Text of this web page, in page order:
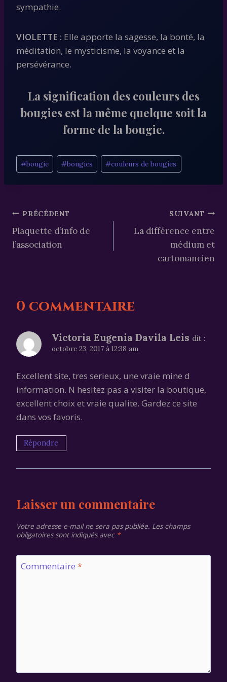
sympathie.
VIOLETTE : Elle apporte la sagesse, la bonté, la
méditation, le mysticisme, la voyance et la
persévérance.
La signification des couleurs des
bougies est la même quelque soit la
forme de la bougie.
Étiquettes
de
la
#bougie #bougies #couleurs de bougies
Navigation
de
PRÉCÉDENT
Plaquette d’info de
l’association
SUIVANT
La différence entre
médium et
cartomancien
0 commentaire
Victoria Eugenia Davila Leis dit :
octobre 23, 2017 à 12:38 am
Excellent site, tres serieux, une vraie mine d
information. N hesitez pas a visiter la boutique,
excellent choix et vraie qualite. Gardez ce site
dans vos favoris.
Répondre
Laisser un commentaire
Votre adresse e-mail ne sera pas publiée. Les champs
obligatoires sont indiqués avec *
Commentaire *